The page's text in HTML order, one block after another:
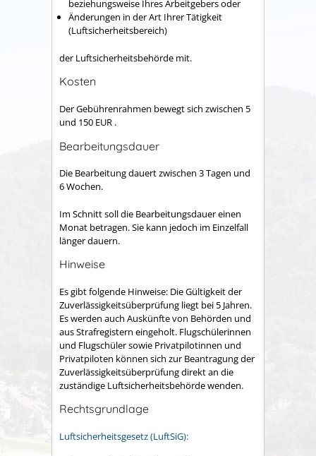
beziehungsweise Ihres Arbeitgebers oder
Änderungen in der Art Ihrer Tätigkeit
(Luftsicherheitsbereich)
​​​​​​​der Luftsicherheitsbehörde mit.
Kosten
Der Gebührenrahmen bewegt sich zwischen 5
und 150 EUR .
Bearbeitungsdauer
Die Bearbeitung dauert zwischen 3 Tagen und
6 Wochen.
Im Schnitt soll die Bearbeitungsdauer einen
Monat betragen. Sie kann jedoch im Einzelfall
länger dauern.
Hinweise
Es gibt folgende Hinweise: Die Gültigkeit der
Zuverlässigkeitsüberprüfung liegt bei 5 Jahren.
Es werden auch Auskünfte von Behörden und
aus Strafregistern eingeholt. Flugschülerinnen
und Flugschüler sowie Privatpilotinnen und
Privatpiloten können sich zur Beantragung der
Zuverlässigkeitsüberprüfung direkt an die
zuständige Luftsicherheitsbehörde wenden.
Rechtsgrundlage
Luftsicherheitsgesetz (LuftSiG):